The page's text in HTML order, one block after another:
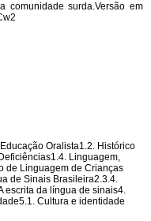
surda.Versão em
Oralista1.2. Histórico
Linguagem,
de Linguagem de Crianças
de Sinais Brasileira2.3.4.
escrita da língua de sinais4.
Cultura e identidade